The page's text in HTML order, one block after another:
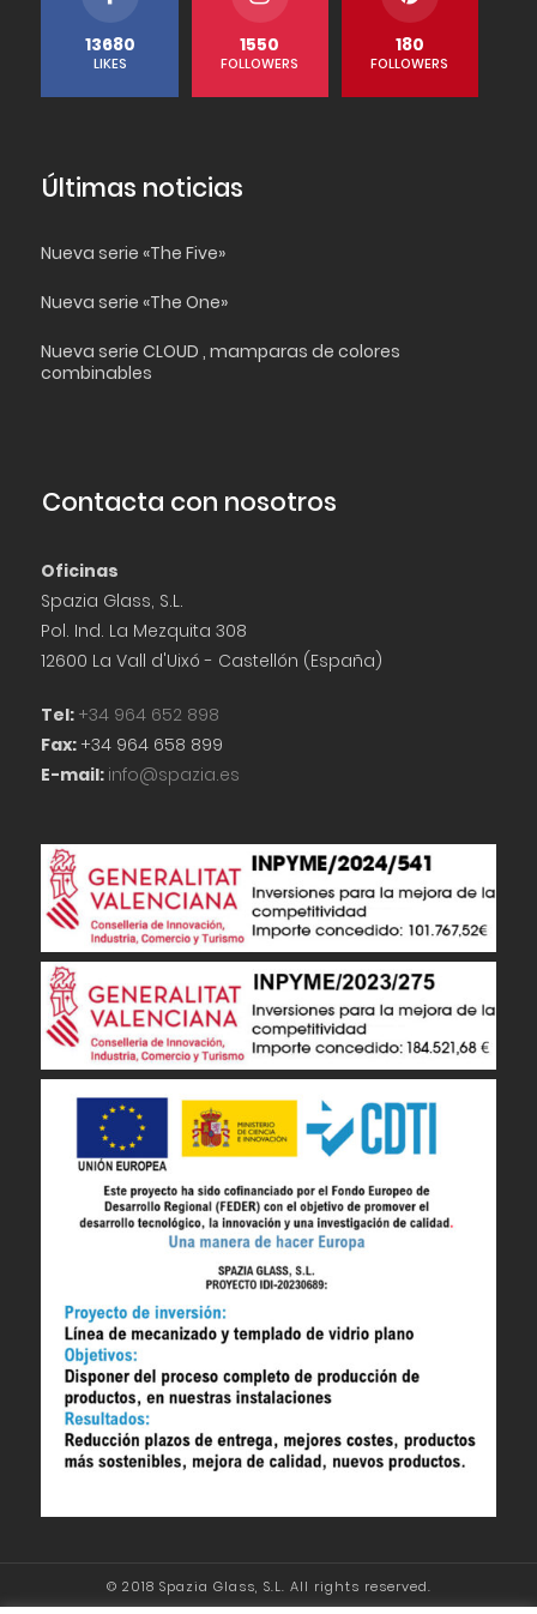
13680
LIKES
1550
FOLLOWERS
180
FOLLOWERS
Últimas noticias
Nueva serie «The Five»
Nueva serie «The One»
Nueva serie CLOUD , mamparas de colores
combinables
Contacta con nosotros
Oficinas
Spazia Glass, S.L.
Pol. Ind. La Mezquita 308
12600 La Vall d'Uixó - Castellón (España)
Tel: +34 964 652 898
Fax: +34 964 658 899
E-mail: info@spazia.es
© 2018 Spazia Glass, S.L. All rights reserved.